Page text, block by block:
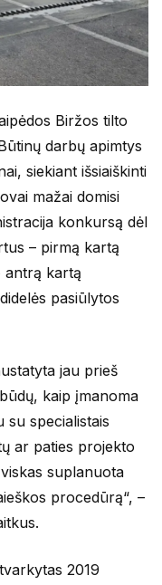
Biržos tilto
darbų apimtys
siekiant išsiaiškinti
mažai domisi
konkursą dėl
– pirmą kartą
antrą kartą
pasiūlytos
jau prieš
kaip įmanoma
su specialistais
ar paties projekto
suplanuota
procedūrą“, –
2019